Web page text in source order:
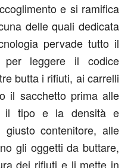
e si ramifica
delle quali dedicata
pervade tutto il
per leggere il codice
butta i rifiuti, ai carrelli
il sacchetto prima alle
il tipo e la densità e
giusto contenitore, alle
gli oggetti da buttare,
dei rifiuti e li mette in